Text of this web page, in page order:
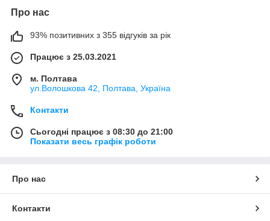
Про нас
93% позитивних з 355 відгуків за рік
Працює з 25.03.2021
м. Полтава
ул.Волошкова 42, Полтава, Україна
Контакти
Сьогодні працює з 08:30 до 21:00
Показати весь графік роботи
Про нас
Контакти